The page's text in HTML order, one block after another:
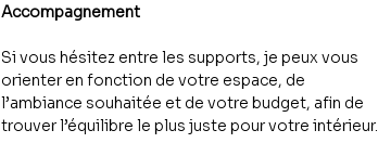
Accompagnement
Si vous hésitez entre les supports, je peux vous
orienter en fonction de votre espace, de
l’ambiance souhaitée et de votre budget, afin de
trouver l’équilibre le plus juste pour votre intérieur.